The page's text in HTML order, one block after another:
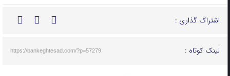
اشتراک گذاری :
لینک کوتاه : https://bankeghtesad.com/?p=57279